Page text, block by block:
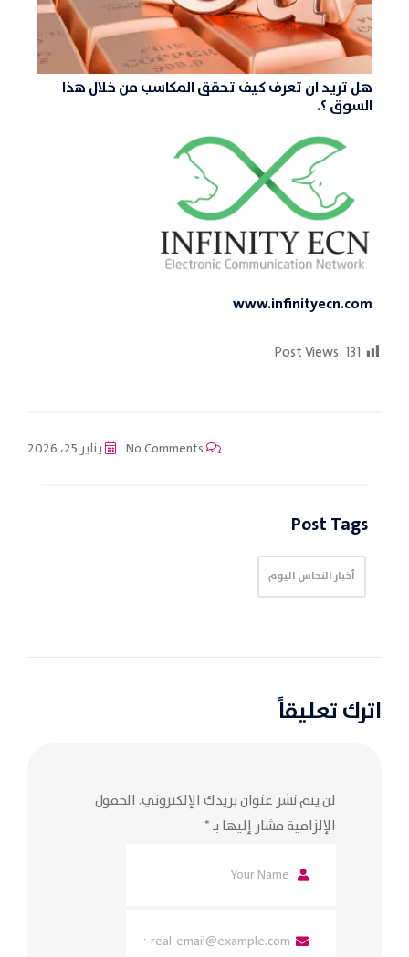
هل تريد ان تعرف كيف تحقق المكاسب من خلال هذا
السوق ؟.
www.infinityecn.com
Post Views:131
يناير 25، 2026
Post Tags
أخبار النحاس اليوم
اترك تعليقاً
لن يتم نشر عنوان بريدك الإلكتروني. الحقول
الإلزامية مشار إليها بـ*